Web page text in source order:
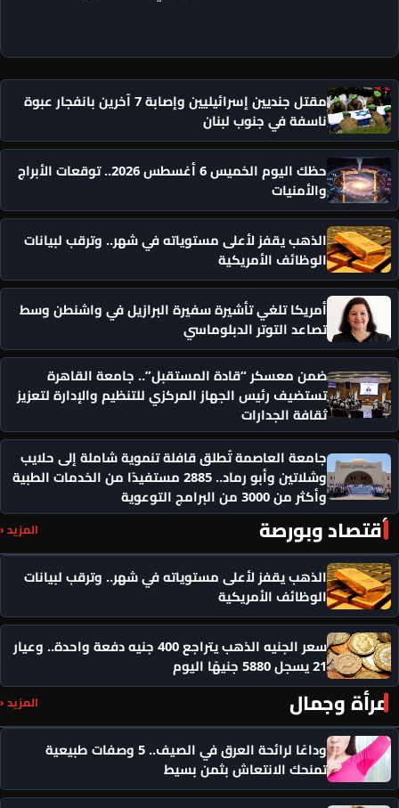
مقتل جنديين إسرائيليين وإصابة 7 آخرين بانفجار عبوة
ناسفة في جنوب لبنان
حظك اليوم الخميس 6 أغسطس 2026.. توقعات الأبراج
والأمنيات
الذهب يقفز لأعلى مستوياته في شهر.. وترقب لبيانات
الوظائف الأمريكية
أمريكا تلغي تأشيرة سفيرة البرازيل في واشنطن وسط
تصاعد التوتر الدبلوماسي
ضمن معسكر “قادة المستقبل”.. جامعة القاهرة
تستضيف رئيس الجهاز المركزي للتنظيم والإدارة لتعزيز
ثقافة الجدارات
جامعة العاصمة تُطلق قافلة تنموية شاملة إلى حلايب
وشلاتين وأبو رماد.. 2885 مستفيدًا من الخدمات الطبية
وأكثر من 3000 من البرامج التوعوية
أقتصاد وبورصة المزيد ‹
الذهب يقفز لأعلى مستوياته في شهر.. وترقب لبيانات
الوظائف الأمريكية
سعر الجنيه الذهب يتراجع 400 جنيه دفعة واحدة.. وعيار
21 يسجل 5880 جنيهًا اليوم
مرأة وجمال المزيد ‹
وداعًا لرائحة العرق في الصيف.. 5 وصفات طبيعية
تمنحك الانتعاش بثمن بسيط